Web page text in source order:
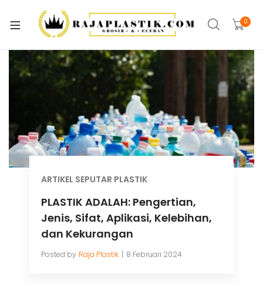
0
ARTIKEL SEPUTAR PLASTIK
PLASTIK ADALAH: Pengertian,
Jenis, Sifat, Aplikasi, Kelebihan,
dan Kekurangan
Posted by Raja Plastik 8 Februari 2024